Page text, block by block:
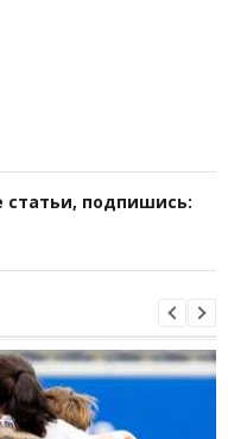
статьи, подпишись: